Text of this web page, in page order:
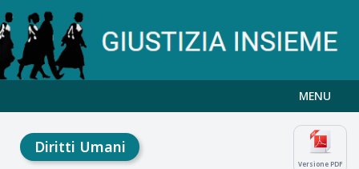
MENU
Versione PDF
Diritti Umani